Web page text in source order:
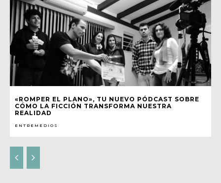
«ROMPER EL PLANO», TU NUEVO PÓDCAST SOBRE
CÓMO LA FICCIÓN TRANSFORMA NUESTRA
REALIDAD
ENTREMEDIOS